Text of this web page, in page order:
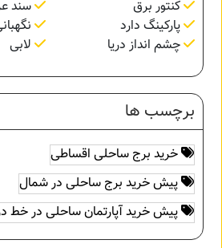
کنتور برق
سند
پارکینگ دارد
نگهبانی 24
چشم انداز دریا
لابی
برچسب ها
خرید برج ساحلی اقساطی
پیش خرید برج ساحلی در شمال
پیش خرید آپارتمان ساحلی در خط